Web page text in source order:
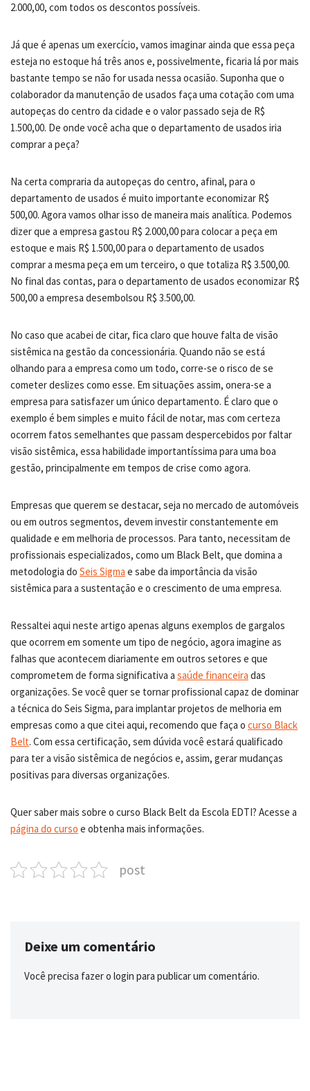
2.000,00, com todos os descontos possíveis.
Já que é apenas um exercício, vamos imaginar ainda que essa peça
esteja no estoque há três anos e, possivelmente, ficaria lá por mais
bastante tempo se não for usada nessa ocasião. Suponha que o
colaborador da manutenção de usados faça uma cotação com uma
autopeças do centro da cidade e o valor passado seja de R$
1.500,00. De onde você acha que o departamento de usados iria
comprar a peça?
Na certa compraria da autopeças do centro, afinal, para o
departamento de usados é muito importante economizar R$
500,00. Agora vamos olhar isso de maneira mais analítica. Podemos
dizer que a empresa gastou R$ 2.000,00 para colocar a peça em
estoque e mais R$ 1.500,00 para o departamento de usados
comprar a mesma peça em um terceiro, o que totaliza R$ 3.500,00.
No final das contas, para o departamento de usados economizar R$
500,00 a empresa desembolsou R$ 3.500,00.
No caso que acabei de citar, fica claro que houve falta de visão
sistêmica na gestão da concessionária. Quando não se está
olhando para a empresa como um todo, corre-se o risco de se
cometer deslizes como esse. Em situações assim, onera-se a
empresa para satisfazer um único departamento. É claro que o
exemplo é bem simples e muito fácil de notar, mas com certeza
ocorrem fatos semelhantes que passam despercebidos por faltar
visão sistêmica, essa habilidade importantíssima para uma boa
gestão, principalmente em tempos de crise como agora.
Empresas que querem se destacar, seja no mercado de automóveis
ou em outros segmentos, devem investir constantemente em
qualidade e em melhoria de processos. Para tanto, necessitam de
profissionais especializados, como um Black Belt, que domina a
metodologia do Seis Sigma e sabe da importância da visão
sistêmica para a sustentação e o crescimento de uma empresa.
Ressaltei aqui neste artigo apenas alguns exemplos de gargalos
que ocorrem em somente um tipo de negócio, agora imagine as
falhas que acontecem diariamente em outros setores e que
comprometem de forma significativa a saúde financeira das
organizações. Se você quer se tornar profissional capaz de dominar
a técnica do Seis Sigma, para implantar projetos de melhoria em
empresas como a que citei aqui, recomendo que faça o curso Black
Belt. Com essa certificação, sem dúvida você estará qualificado
para ter a visão sistêmica de negócios e, assim, gerar mudanças
positivas para diversas organizações.
Quer saber mais sobre o curso Black Belt da Escola EDTI? Acesse a
página do curso e obtenha mais informações.
post
Deixe um comentário
Você precisa fazer o login para publicar um comentário.